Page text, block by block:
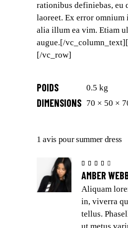
rationibus definiebas, eu
laoreet. Ex error omnium
alia illum ea vim. Etiam
augue.[/
[/vc_row]
POIDS 0.5 kg
DIMENSIONS 70 × 50 ×
1 avis poursummer dress
sur
5
AMBER
Aliquam
in, viverra
tellus.